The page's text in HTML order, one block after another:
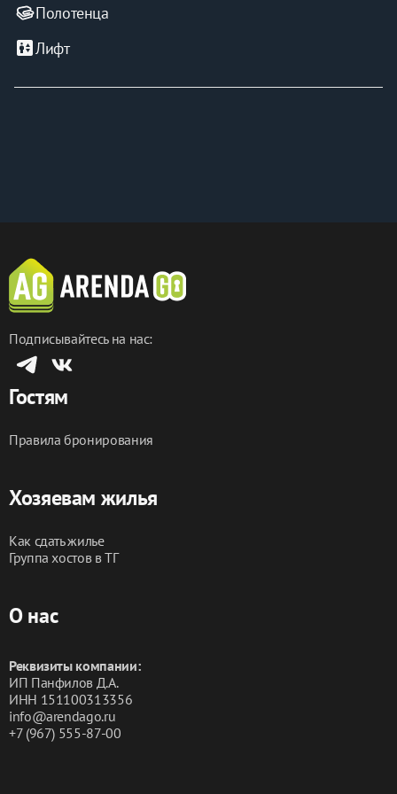
Запрещено:
- Курение в квартире и на балконе
- Вечеринки
Полотенца
elevatorЛифт
Подписывайтесь на нас:
Гостям
Правила бронирования
Хозяевам жилья
Как сдать жилье
Группа хостов в ТГ
О нас
Реквизиты компании:
ИП Панфилов Д.А.
ИНН 151100313356
info@arendago.ru
+7 (967) 555-87-00